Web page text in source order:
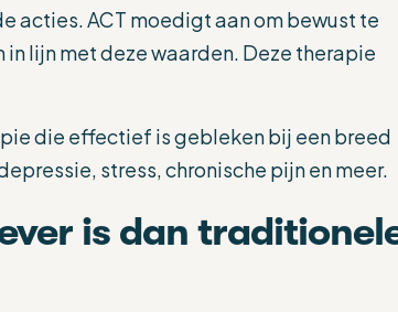
acties. ACT moedigt aan om bewust te
lijn met deze waarden. Deze therapie
die effectief is gebleken bij een breed
stress, chronische pijn en meer.
is dan